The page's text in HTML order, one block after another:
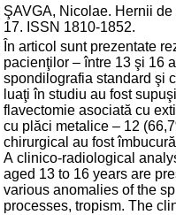
ŞAVGA, Nicolae. Hernii
17. ISSN 1810-1852.
În articol sunt prezentate
pacienţilor – între 13 şi 16
spondilografia standard şi
luaţi în studiu au fost
flavectomie asociată cu
cu plăci metalice – 12
chirurgical au fost
А сliniсо-radiological
aged 13 to 16 years are
various anomalies of the
processes, tropism. Тhе